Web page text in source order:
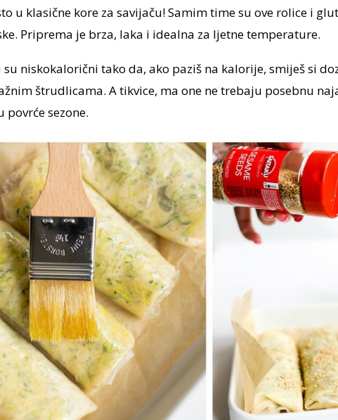
u klasične kore za savijaču! Samim time su ove rolice i
Priprema je brza, laka i idealna za ljetne temperature.
niskokalorični tako da, ako paziš na kalorije, smiješ si
štrudlicama. A tikvice, ma one ne trebaju posebnu
povrće sezone.